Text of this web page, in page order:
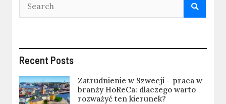
Recent Posts
Zatrudnienie w Szwecji – praca w
branży HoReCa: dlaczego warto
rozważyć ten kierunek?